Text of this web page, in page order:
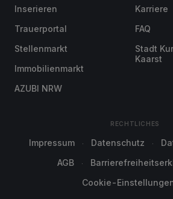
Inserieren
Trauerportal
Stellenmarkt
Immobilienmarkt
AZUBI NRW
Karriere
FAQ
Stadt
Kaarst
RECHTLICHES
Impressum Datenschutz
AGB
Cookie-